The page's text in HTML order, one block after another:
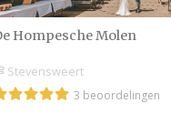
Hompesche Molen
Stevensweert
3 beoordelingen